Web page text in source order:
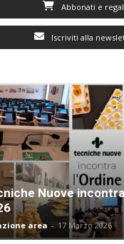
Abbonati e
Iscriviti alla
Nuove incontra
area - 17 Marzo 2026